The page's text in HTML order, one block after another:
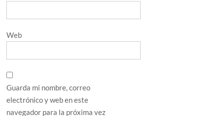
Web
Guarda mi nombre, correo
electrónico y web en este
navegador para la próxima vez